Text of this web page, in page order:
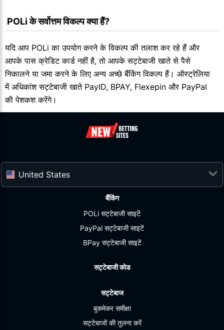
POLi के सर्वोत्तम विकल्प क्या हैं?
यदि आप POLi का उपयोग करने के विकल्प की तलाश कर रहे हैं और
आपके पास क्रेडिट कार्ड नहीं है, तो आपके सट्टेबाजी खाते से पैसे
निकालने या जमा करने के लिए अन्य अच्छे बैंकिंग विकल्प हैं। ऑस्ट्रेलिया
में अधिकांश सट्टेबाजी खाते PayID, BPAY, Flexepin और PayPal
की पेशकश करेंगे।
बैंकिंग
POLi सट्टेबाजी साइटें
PayPal सट्टेबाजी साइटें
BPay सट्टेबाजी साइटें
सट्टेबाजी कोड
सट्टेबाज
बुकमेकर समीक्षा
सट्टेबाजों की तुलना करें
United States